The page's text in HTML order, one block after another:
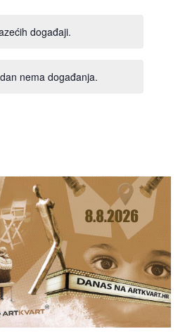
događaji.
nema događanja.